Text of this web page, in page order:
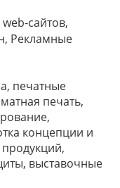
сайтов,
Рекламные
печатные
печать,
концепции и
выставочные